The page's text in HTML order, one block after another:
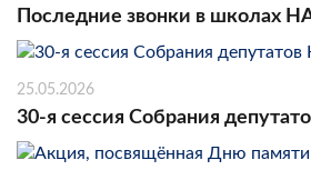
Последние звонки в школах
25.05.2026
30-я сессия Собрания